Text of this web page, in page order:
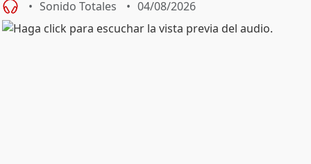
Sonido Totales 04/08/2026